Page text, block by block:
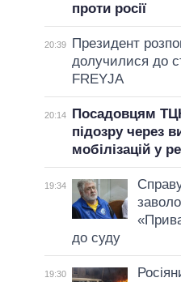
проти росії
20:39
Президент
долучилися до
FREYJA
20:14
Посадовцям
підозру через
мобілізацій у
19:34
до суду
19:30